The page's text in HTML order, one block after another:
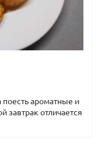
ароматные и
завтрак отличается